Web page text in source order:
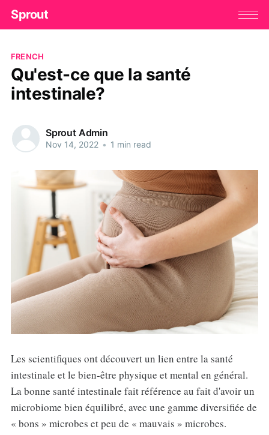
Sprout
FRENCH
Qu'est-ce que la santé
intestinale?
Sprout Admin
Nov 14, 2022 • 1 min read
Les scientifiques ont découvert un lien entre la santé
intestinale et le bien-être physique et mental en général.
La bonne santé intestinale fait référence au fait d'avoir un
microbiome bien équilibré, avec une gamme diversifiée de
« bons » microbes et peu de « mauvais » microbes.